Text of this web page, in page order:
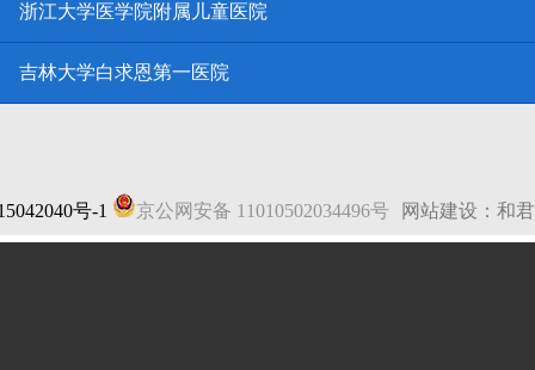
浙江大学医学院附属儿童医院
吉林大学白求恩第一医院
号-1 京公网安备 11010502034496号 网站建设：和